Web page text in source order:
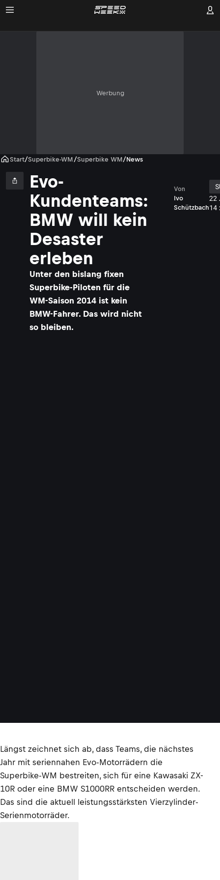
Werbung
Start/Superbike-WM /Superbike WM/News
Evo-
Kundenteams:
BMW will kein
Desaster
erleben
Unter den bislang fixen
Superbike-Piloten für die
WM-Saison 2014 ist kein
BMW-Fahrer. Das wird nicht
so bleiben.
Ivo
Schützbach
Von
Längst zeichnet sich ab, dass Teams, die nächstes
Jahr mit seriennahen Evo-Motorrädern die
Superbike-WM bestreiten, sich für eine Kawasaki ZX-
10R oder eine BMW S1000RR entscheiden werden.
Das sind die aktuell leistungsstärksten Vierzylinder-
Serienmotorräder.